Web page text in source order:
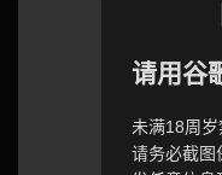
请用谷
未满18周岁
请务必截图